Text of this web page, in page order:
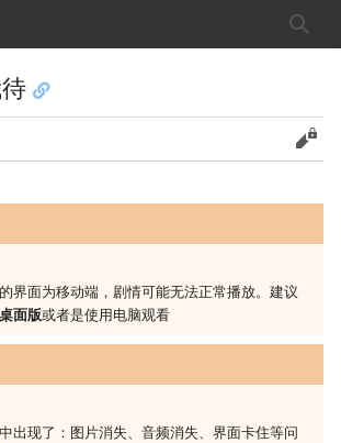
搜索
查看
界面为移动端，剧情可能无法正常播放。建议
桌面版或者是使用电脑观看
出现了：图片消失、音频消失、界面卡住等问